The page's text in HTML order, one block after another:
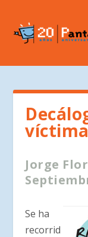
Jorge
Se ha
recorrid